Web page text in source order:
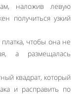
наложив левую
получиться узкий
чтобы она не
а размещалась
квадрат, который
и расправить по